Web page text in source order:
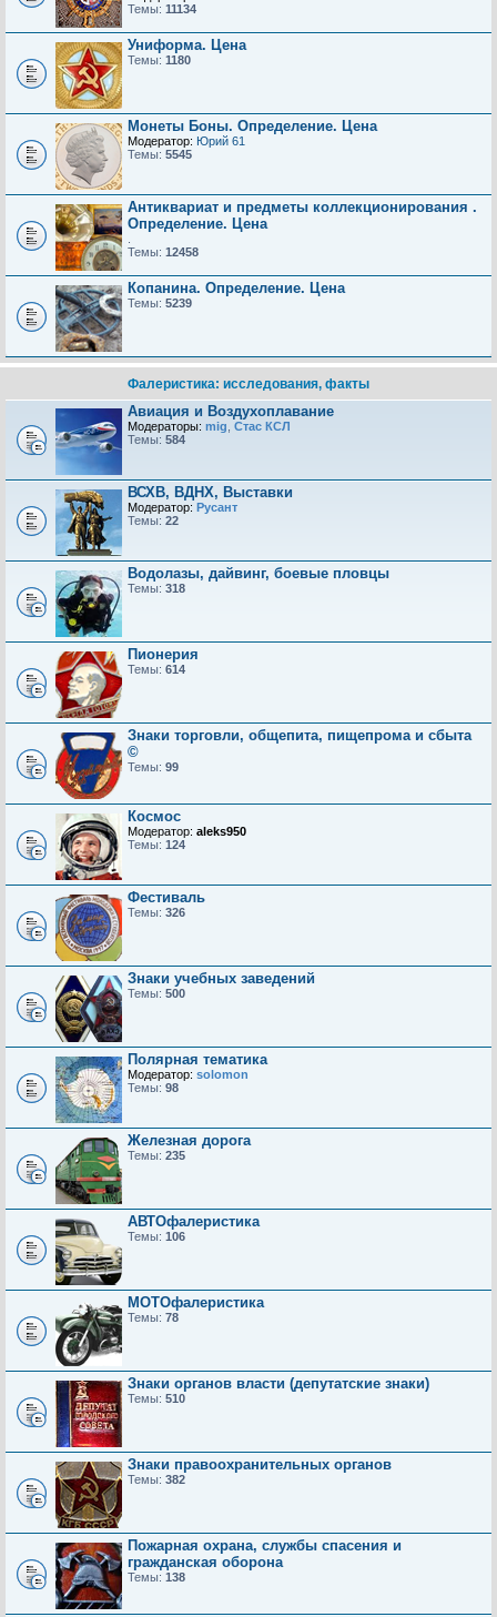
Темы: 11134
Униформа. Цена
Темы: 1180
Монеты Боны. Определение. Цена
Модератор: Юрий 61
Темы: 5545
Антиквариат и предметы коллекционирования .
Определение. Цена
Темы: 12458
Копанина. Определение. Цена
Темы: 5239
Фалеристика: исследования, факты
Авиация и Воздухоплавание
Модераторы: mig Стас КСЛ
Темы: 584
ВСХВ, ВДНХ, Выставки
Модератор: Русант
Темы: 22
Водолазы, дайвинг, боевые пловцы
Темы: 318
Пионерия
Темы: 614
Знаки торговли, общепита, пищепрома и сбыта
©
Темы: 99
Космос
Модератор: aleks950
Темы: 124
Фестиваль
Темы: 326
Знаки учебных заведений
Темы: 500
Полярная тематика
Модератор: solomon
Темы: 98
Железная дорога
Темы: 235
АВТОфалеристика
Темы: 106
МОТОфалеристика
Темы: 78
Знаки органов власти (депутатские знаки)
Темы: 510
Знаки правоохранительных органов
Темы: 382
Пожарная охрана, службы спасения и
гражданская оборона
Темы: 138